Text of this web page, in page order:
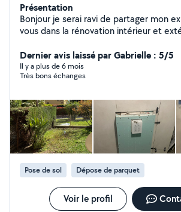
Présentation
Bonjour je serai ravi de partager mon
vous dans la rénovation intérieur et
Dernier avis laissé par Gabrielle : 5/5
Il y a plus de 6 mois
Très bons échanges
Pose de sol Dépose de parquet
Voir le profil